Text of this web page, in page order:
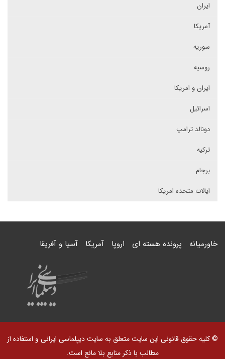
ایران
آمریکا
سوریه
روسیه
ایران و امریکا
اسرائیل
دونالد ترامپ
ترکیه
برجام
ایالات متحده امریکا
خاورمیانه پرونده هسته ای اروپا آمریکا آسیا و آفریقا
© کلیه حقوق قانونی این سایت متعلق به سایت دیپلماسی ایرانی و استفاده از
مطالب با ذکر منابع بلا مانع است.